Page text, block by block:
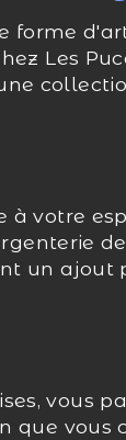
forme
Les
à votre
un ajout
vous
que vous